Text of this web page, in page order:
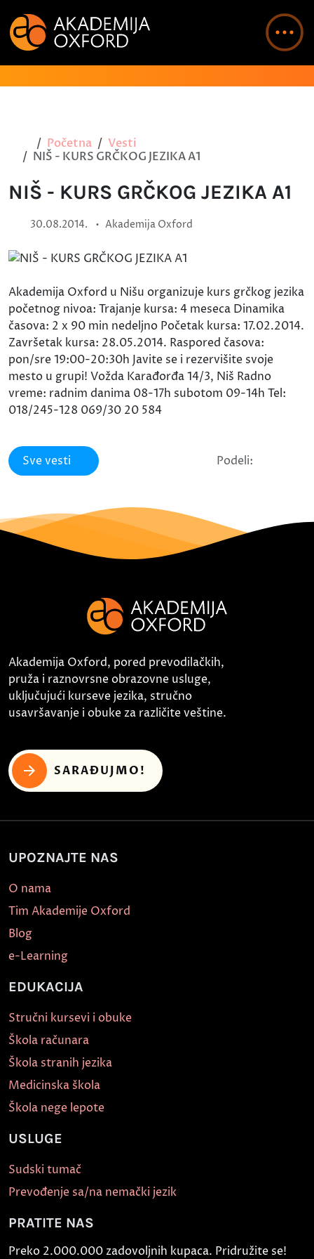
Početna
Vesti
NIŠ - KURS GRČKOG JEZIKA A1
NIŠ - KURS GRČKOG JEZIKA A1
30.08.2014. • Akademija Oxford
Akademija Oxford u Nišu organizuje kurs grčkog jezika
početnog nivoa: Trajanje kursa: 4 meseca Dinamika
časova: 2 x 90 min nedeljno Početak kursa: 17.02.2014.
Završetak kursa: 28.05.2014. Raspored časova:
pon/sre 19:00-20:30h Javite se i rezervišite svoje
mesto u grupi! Vožda Karađorđa 14/3, Niš Radno
vreme: radnim danima 08-17h subotom 09-14h Tel:
018/245-128 069/30 20 584
Sve vesti Podeli:
Akademija Oxford, pored prevodilačkih,
pruža i raznovrsne obrazovne usluge,
uključujući kurseve jezika, stručno
usavršavanje i obuke za različite veštine.
SARAĐUJMO!
UPOZNAJTE NAS
O nama
Tim Akademije Oxford
Blog
e-Learning
EDUKACIJA
Stručni kursevi i obuke
Škola računara
Škola stranih jezika
Medicinska škola
Škola nege lepote
USLUGE
Sudski tumač
Prevođenje sa/na nemački jezik
PRATITE NAS
Preko 2.000.000 zadovoljnih kupaca. Pridružite se!